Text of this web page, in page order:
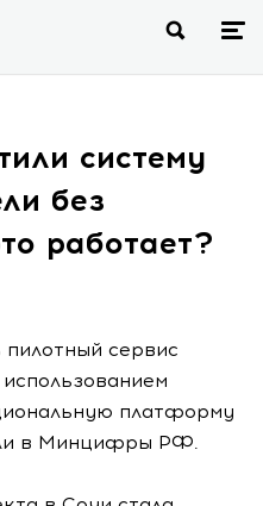
систему
без
работает?
сервис
платформу
в Минцифры РФ.